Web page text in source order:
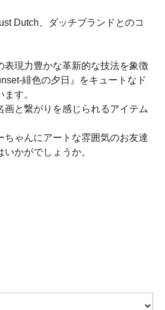
Dutch、ダッチブランドとのコ
表現力豊かな革新的な技法を象徴
緋色の夕日』をキュートなド
す。
画と繋がりを感じられるアイテム
ちゃんにアートな雰囲気のお友達
かがでしょうか。